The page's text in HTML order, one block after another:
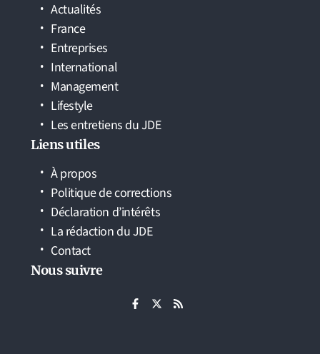
Actualités
France
Entreprises
International
Management
Lifestyle
Les entretiens du JDE
Liens utiles
À propos
Politique de corrections
Déclaration d’intérêts
La rédaction du JDE
Contact
Nous suivre